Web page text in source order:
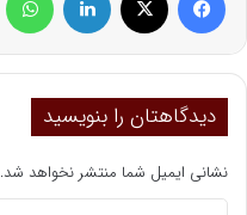
دیدگاهتان را بنویسید
نشانی ایمیل شما منتشر نخواهد شد.